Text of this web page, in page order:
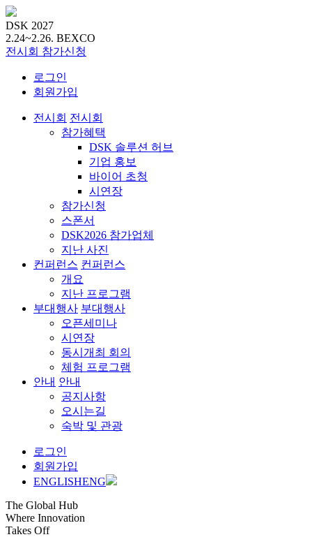
DSK 2027
2.24~2.26. BEXCO
전시회 참가신청
로그인
회원가입
전시회 전시회
참가혜택
DSK 솔루션 허브
기업 홍보
바이어 초청
시연장
참가신청
스폰서
DSK2026 참가업체
지난 사진
컨퍼런스 컨퍼런스
개요
지난 프로그램
부대행사 부대행사
오픈세미나
시연장
동시개최 회의
체험 프로그램
안내 안내
공지사항
오시는길
숙박 및 관광
로그인
회원가입
ENGLISHENG
The Global Hub
Where Innovation
Takes Off